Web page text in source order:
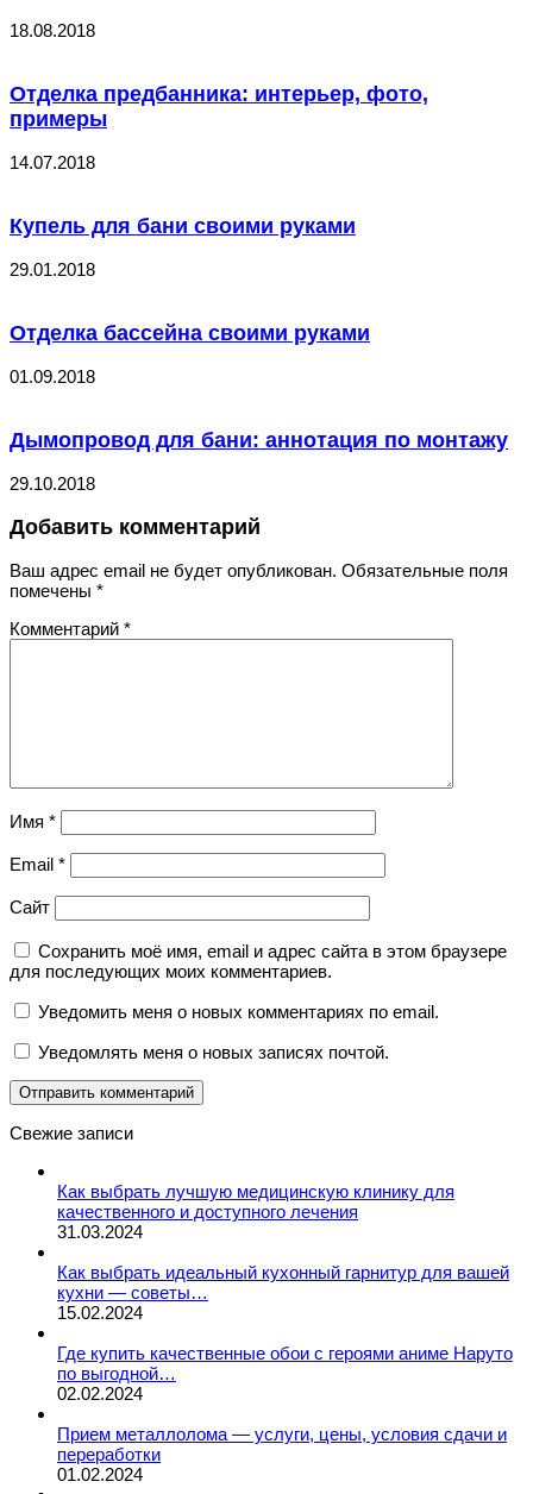
18.08.2018
Отделка предбанника: интерьер, фото,
примеры
14.07.2018
Купель для бани своими руками
29.01.2018
Отделка бассейна своими руками
01.09.2018
Дымопровод для бани: аннотация по монтажу
29.10.2018
Добавить комментарий
Ваш адрес email не будет опубликован. Обязательные поля
помечены *
Комментарий *
Имя *
Email *
Сайт
Сохранить моё имя, email и адрес сайта в этом браузере
для последующих моих комментариев.
Уведомить меня о новых комментариях по email.
Уведомлять меня о новых записях почтой.
Свежие записи
Как выбрать лучшую медицинскую клинику для
качественного и доступного лечения
31.03.2024
Как выбрать идеальный кухонный гарнитур для вашей
кухни — советы…
15.02.2024
Где купить качественные обои с героями аниме Наруто
по выгодной…
02.02.2024
Прием металлолома — услуги, цены, условия сдачи и
переработки
01.02.2024